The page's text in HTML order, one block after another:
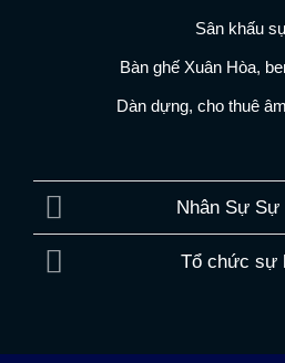
Sân khấu
Bàn ghế Xuân Hòa,
Dàn dựng, cho thuê
Nhân Sự Sự
Tổ chức sự